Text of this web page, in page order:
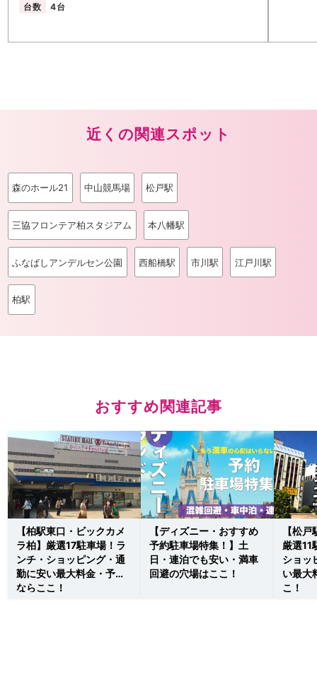
台数
4台
近くの関連スポット
森のホール21 中山競馬場 松戸駅
三協フロンテア柏スタジアム 本八幡駅
ふなばしアンデルセン公園 西船橋駅 市川駅 江戸川駅
柏駅
おすすめ関連記事
【柏駅東口・ビックカメ
ラ柏】厳選17駐車場！ラ
ンチ・ショッピング・通
勤に安い最大料金・予約
ならここ！
【ディズニー・おすすめ
予約駐車場特集！】土
日・連泊でも安い・満車
回避の穴場はここ！
【松
厳選11
ショッ
い最大
こ！